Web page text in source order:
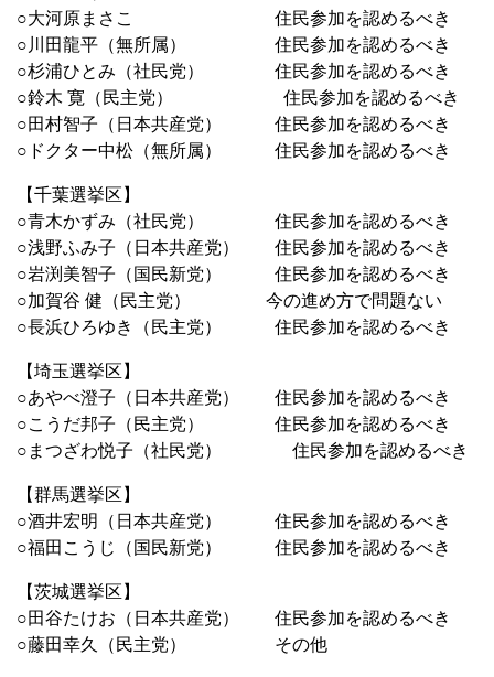
○大河原まさこ 住民参加を認めるべき
○川田龍平（無所属） 住民参加を認めるべき
○杉浦ひとみ（社民党） 住民参加を認めるべき
○鈴木 寛（民主党） 住民参加を認めるべき
○田村智子（日本共産党） 住民参加を認めるべき
○ドクター中松（無所属） 住民参加を認めるべき
【千葉選挙区】
○青木かずみ（社民党） 住民参加を認めるべき
○浅野ふみ子（日本共産党） 住民参加を認めるべき
○岩渕美智子（国民新党） 住民参加を認めるべき
○加賀谷 健（民主党） 今の進め方で問題ない
○長浜ひろゆき（民主党） 住民参加を認めるべき
【埼玉選挙区】
○あやべ澄子（日本共産党） 住民参加を認めるべき
○こうだ邦子（民主党） 住民参加を認めるべき
○まつざわ悦子（社民党） 住民参加を認めるべき
【群馬選挙区】
○酒井宏明（日本共産党） 住民参加を認めるべき
○福田こうじ（国民新党） 住民参加を認めるべき
【茨城選挙区】
○田谷たけお（日本共産党） 住民参加を認めるべき
○藤田幸久（民主党） その他